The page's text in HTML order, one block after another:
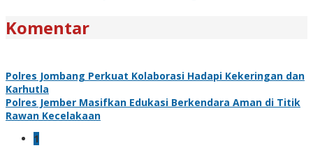
Komentar
Polres Jombang Perkuat Kolaborasi Hadapi Kekeringan dan
Karhutla
Polres Jember Masifkan Edukasi Berkendara Aman di Titik
Rawan Kecelakaan
1